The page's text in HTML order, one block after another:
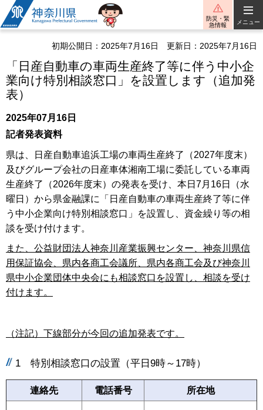
神奈川県
防災・緊
急情報
メニュー
初期公開日：2025年7月16日 更新日：2025年7月16日
「日産自動車の車両生産終了等に伴う中小企
業向け特別相談窓口」を設置します（追加発
表）
2025年07月16日
記者発表資料
県は、日産自動車追浜工場の車両生産終了（2027年度末）
及びグループ会社の日産車体湘南工場に委託している車両
生産終了（2026年度末）の発表を受け、本日7月16日（水
曜日）から県金融課に「日産自動車の車両生産終了等に伴
う中小企業向け特別相談窓口」を設置し、資金繰り等の相
談を受け付けます。
また、公益財団法人神奈川産業振興センター、神奈川県信
用保証協会、県内各商工会議所、県内各商工会及び神奈川
県中小企業団体中央会にも相談窓口を設置し、相談を受け
付けます。
（注記）下線部分が今回の追加発表です。
1 特別相談窓口の設置（平日9時～17時）
連絡先 電話番号 所在地